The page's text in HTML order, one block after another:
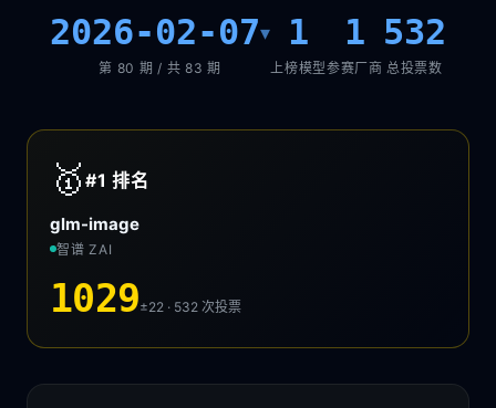
2026-02-07▾
第 80 期 / 共 83 期
1
上榜模型
1
参赛厂商
532
总投票数
🥇 #1排名
glm-image
智谱 ZAI
1029±22 · 532次投票